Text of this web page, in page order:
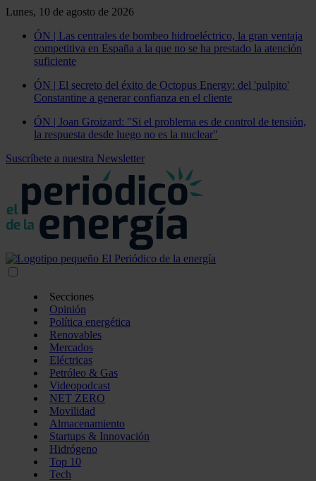
Lunes, 10 de agosto de 2026
ÓN | Las centrales de bombeo hidroeléctrico, la gran ventaja
competitiva en España a la que no se ha prestado la atención
suficiente
ÓN | El secreto del éxito de Octopus Energy: del 'pulpito'
Constantine a generar confianza en el cliente
ÓN | Joan Groizard: "Si el problema es de control de tensión,
la respuesta desde luego no es la nuclear"
Suscríbete a nuestra Newsletter
Secciones
Opinión
Política energética
Renovables
Mercados
Eléctricas
Petróleo & Gas
Videopodcast
NET ZERO
Movilidad
Almacenamiento
Startups & Innovación
Hidrógeno
Top 10
Tech